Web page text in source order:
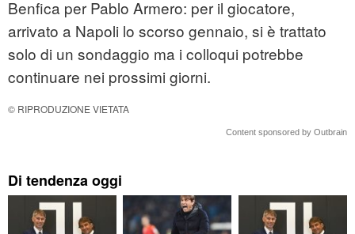
Benfica per Pablo Armero: per il giocatore,
arrivato a Napoli lo scorso gennaio, si è trattato
solo di un sondaggio ma i colloqui potrebbe
continuare nei prossimi giorni.
© RIPRODUZIONE VIETATA
Content sponsored by Outbrain
Di tendenza oggi